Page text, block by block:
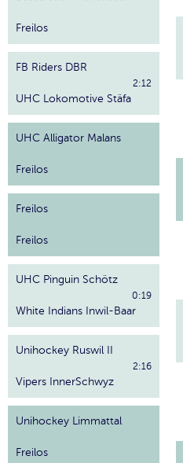
Freilos
FB Riders DBR
UHC Lokomotive Stäfa
2:12
UHC Alligator Malans
Freilos
Freilos
Freilos
UHC Pinguin Schötz
White Indians Inwil-Baar
0:19
Unihockey Ruswil II
Vipers InnerSchwyz
2:16
Unihockey Limmattal
Freilos